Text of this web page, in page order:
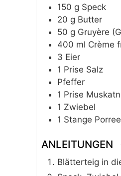
150 g Speck
20 g Butter
50 g Gruyère
400 ml Crème
3 Eier
1 Prise Salz
Pfeffer
1 Prise
1 Zwiebel
1 Stange
ANLEITUNGEN
Blätterteig in